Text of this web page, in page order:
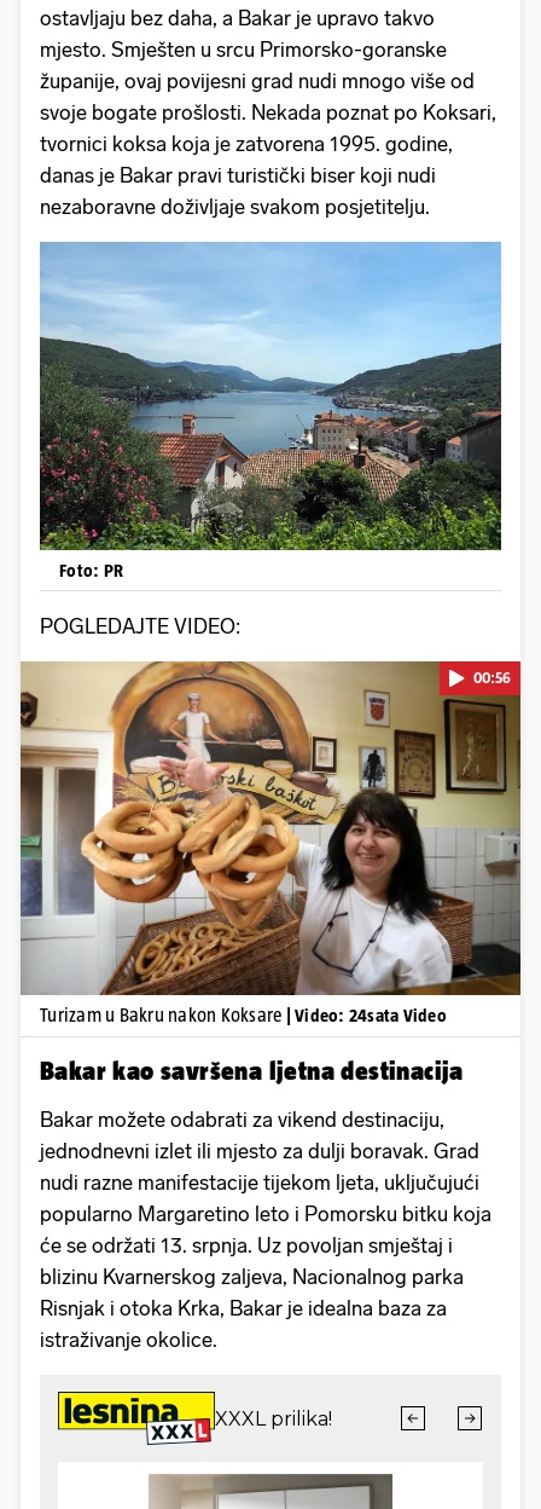
ostavljaju bez daha, a Bakar je upravo takvo
mjesto. Smješten u srcu Primorsko-goranske
županije, ovaj povijesni grad nudi mnogo više od
svoje bogate prošlosti. Nekada poznat po Koksari,
tvornici koksa koja je zatvorena 1995. godine,
danas je Bakar pravi turistički biser koji nudi
nezaboravne doživljaje svakom posjetitelju.
Foto: PR
POGLEDAJTE VIDEO:
Pokretanje videa...
00:56
Turizam u Bakru nakon Koksare | Video: 24sata Video
Bakar kao savršena ljetna destinacija
Bakar možete odabrati za vikend destinaciju,
jednodnevni izlet ili mjesto za dulji boravak. Grad
nudi razne manifestacije tijekom ljeta, uključujući
popularno Margaretino leto i Pomorsku bitku koja
će se održati 13. srpnja. Uz povoljan smještaj i
blizinu Kvarnerskog zaljeva, Nacionalnog parka
Risnjak i otoka Krka, Bakar je idealna baza za
istraživanje okolice.